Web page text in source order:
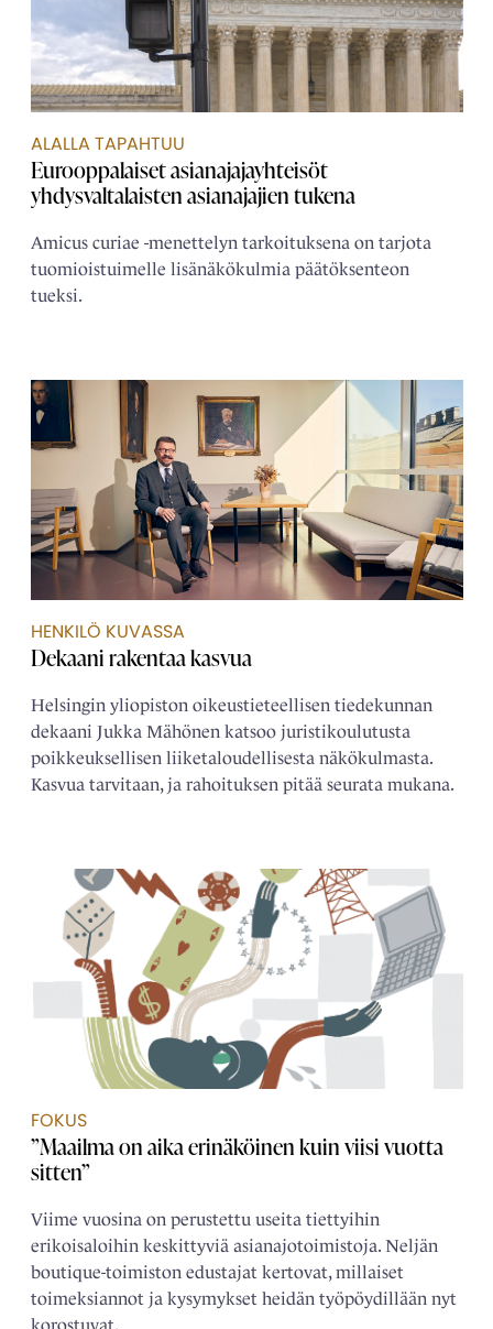
ALALLA TAPAHTUU
Eurooppalaiset asianajaja­yhteisöt
yhdysvaltalaisten asianajajien tukena
Amicus curiae -menettelyn tarkoituksena on tarjota
tuomioistuimelle lisänäkökulmia päätöksenteon
tueksi.
HENKILÖ KUVASSA
Dekaani rakentaa kasvua
Helsingin yliopiston oikeustieteellisen tiedekunnan
dekaani Jukka Mähönen katsoo juristikoulutusta
poikkeuksellisen liiketaloudellisesta näkökulmasta.
Kasvua tarvitaan, ja rahoituksen pitää seurata mukana.
FOKUS
”Maailma on aika erinäköinen kuin viisi vuotta
sitten”
Viime vuosina on perustettu useita tiettyihin
erikoisaloihin keskittyviä asianajotoimistoja. Neljän
boutique-toimiston edustajat kertovat, millaiset
toimeksiannot ja kysymykset heidän työpöydillään nyt
korostuvat.